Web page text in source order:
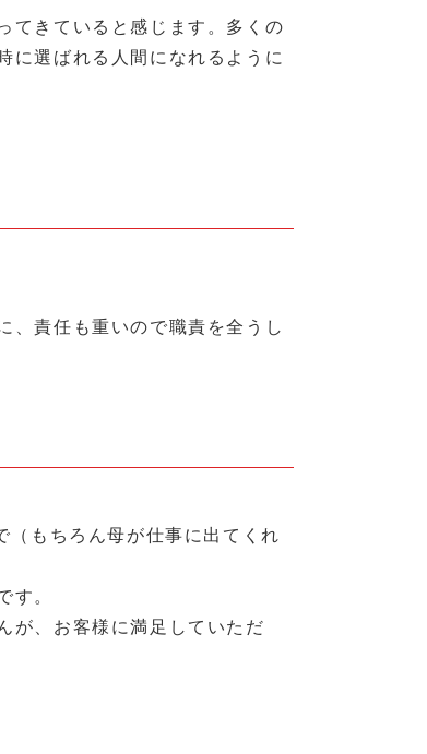
てきていると感じます。多くの
に選ばれる人間になれるように
、責任も重いので職責を全うし
もちろん母が仕事に出てくれ
す。
が、お客様に満足していただ